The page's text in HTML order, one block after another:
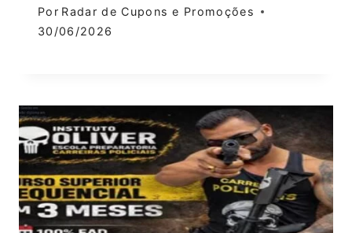
Por Radar de Cupons e Promoções
30/06/2026